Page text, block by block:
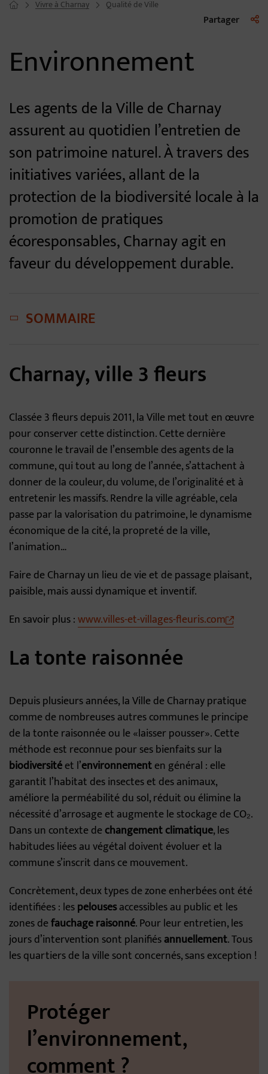
Page d'accueil du site
Vivre à Charnay Qualité de Ville
Partager
Environnement
Les agents de la Ville de Charnay
assurent au quotidien l’entretien de
son patrimoine naturel. À travers des
initiatives variées, allant de la
protection de la biodiversité locale à la
promotion de pratiques
écoresponsables, Charnay agit en
faveur du développement durable.
SOMMAIRE
Charnay, ville 3 fleurs
Classée 3 fleurs depuis 2011, la Ville met tout en œuvre
pour conserver cette distinction. Cette dernière
couronne le travail de l’ensemble des agents de la
commune, qui tout au long de l’année, s’attachent à
donner de la couleur, du volume, de l’originalité et à
entretenir les massifs. Rendre la ville agréable, cela
passe par la valorisation du patrimoine, le dynamisme
économique de la cité, la propreté de la ville,
l’animation…
Faire de Charnay un lieu de vie et de passage plaisant,
paisible, mais aussi dynamique et inventif.
En savoir plus :www.villes-et-villages-fleuris.com
La tonte raisonnée
Depuis plusieurs années, la Ville de Charnay pratique
comme de nombreuses autres communes le principe
de la tonte raisonnée ou le «laisser pousser». Cette
méthode est reconnue pour ses bienfaits sur la
biodiversitéet l’environnementen général : elle
garantit l’habitat des insectes et des animaux,
améliore la perméabilité du sol, réduit ou élimine la
nécessité d’arrosage et augmente le stockage de CO₂.
Dans un contexte dechangement climatique, les
habitudes liées au végétal doivent évoluer et la
commune s’inscrit dans ce mouvement.
Concrètement, deux types de zone enherbées ont été
identifiées : lespelousesaccessibles au public et les
zones defauchage raisonné. Pour leur entretien, les
jours d’intervention sont planifiésannuellement. Tous
les quartiers de la ville sont concernés, sans exception !
Protéger
l’environnement,
comment ?